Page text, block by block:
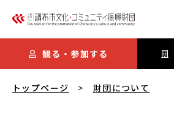
観る・参加する
トップページ 財団について
財団についてを閲覧中